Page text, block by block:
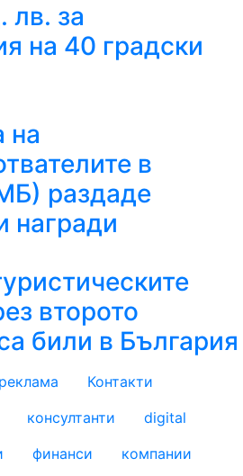
лв. за
на 40 градски
на
в
раздаде
награди
второто
били в България
реклама Контакти
консултанти
digital
финанси компании